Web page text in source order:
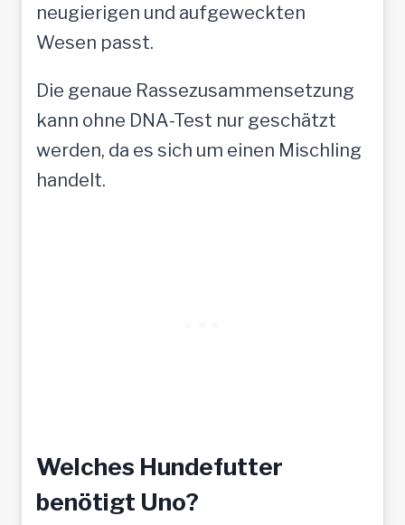
neugierigen und aufgeweckten
Wesen passt.
Die genaue Rassezusammensetzung
kann ohne DNA-Test nur geschätzt
werden, da es sich um einen Mischling
handelt.
Welches Hundefutter
benötigt Uno?